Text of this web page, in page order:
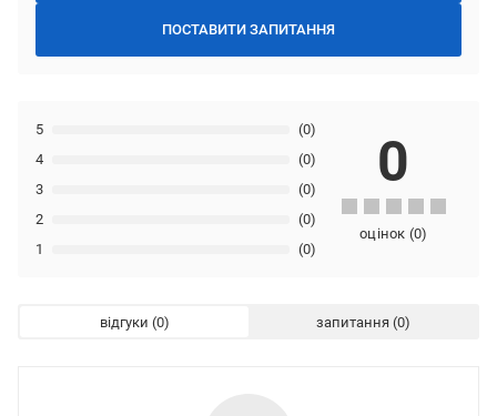
ПОСТАВИТИ ЗАПИТАННЯ
1 (0)
2 (0)
3 (0)
4 (0)
5 (0)
0
оцінок (0)
відгуки запитання